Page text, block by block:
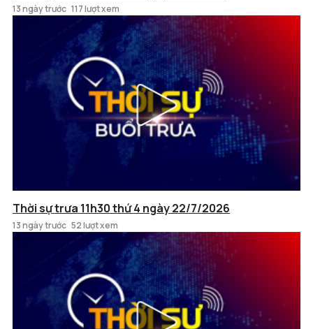
13 ngày trước 117 lượt xem
Thời sự trưa 11h30 thứ 4 ngày 22/7/2026
13 ngày trước 52 lượt xem